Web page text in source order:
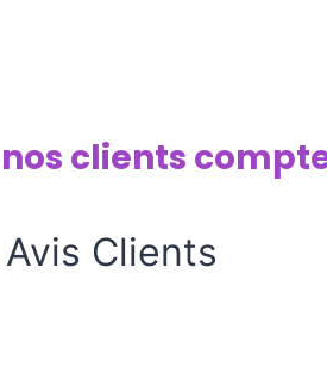
clients
Clients